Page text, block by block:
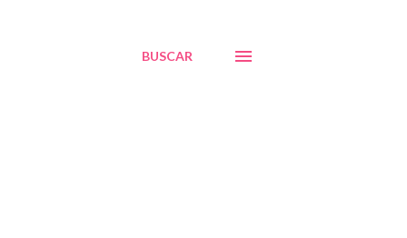
BUSCAR